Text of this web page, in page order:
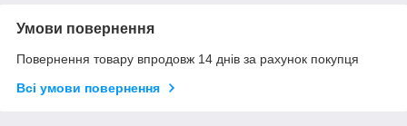
Умови повернення
Повернення товару впродовж 14 днів за рахунок покупця
Всі умови повернення